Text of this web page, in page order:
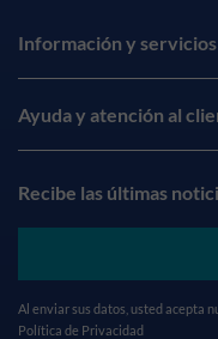
Información y servicios
Ayuda y atención al
Recibe las últimas
Al enviar sus datos, usted acepta
Política de Privacidad